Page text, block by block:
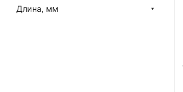
Длина, мм